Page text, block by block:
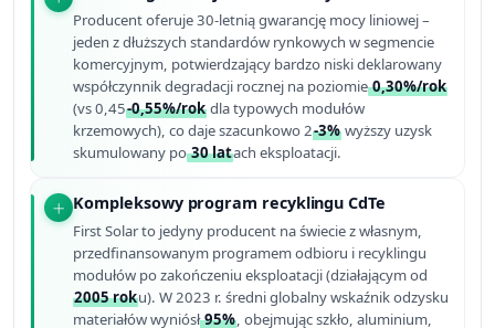
Producent oferuje 30-letnią gwarancję mocy liniowej –
jeden z dłuższych standardów rynkowych w segmencie
komercyjnym, potwierdzający bardzo niski deklarowany
współczynnik degradacji rocznej na poziomie0,30%/rok
(vs 0,45-0,55%/rok dla typowych modułów
krzemowych), co daje szacunkowo 2-3% wyższy uzysk
skumulowany po30 latach eksploatacji.
Kompleksowy program recyklingu CdTe
First Solar to jedyny producent na świecie z własnym,
przedfinansowanym programem odbioru i recyklingu
modułów po zakończeniu eksploatacji (działającym od
2005 roku). W 2023 r. średni globalny wskaźnik odzysku
materiałów wyniósł95%, obejmując szkło, aluminium,